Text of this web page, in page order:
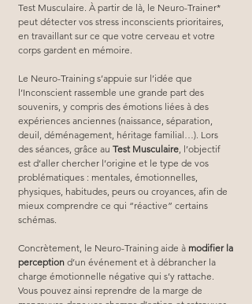
Test Musculaire. À partir de là, le Neuro-Trainer*
peut détecter vos stress inconscients prioritaires,
en travaillant sur ce que votre cerveau et votre
corps gardent en mémoire.
Le Neuro-Training s’appuie sur l’idée que
l’Inconscient rassemble une grande part des
souvenirs, y compris des émotions liées à des
expériences anciennes (naissance, séparation,
deuil, déménagement, héritage familial…). Lors
des séances, grâce au Test Musculaire , l’objectif
est d’aller chercher l’origine et le type de vos
problématiques : mentales, émotionnelles,
physiques, habitudes, peurs ou croyances, afin de
mieux comprendre ce qui “réactive” certains
schémas.
Concrètement, le Neuro-Training aide à modifier la
perception d’un événement et à débrancher la
charge émotionnelle négative qui s’y rattache.
Vous pouvez ainsi reprendre de la marge de